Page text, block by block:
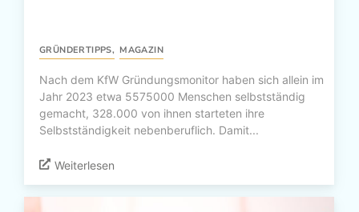
GRÜNDERTIPPS, MAGAZIN
Nach dem KfW Gründungsmonitor haben sich allein im
Jahr 2023 etwa 5575000 Menschen selbstständig
gemacht, 328.000 von ihnen starteten ihre
Selbstständigkeit nebenberuflich. Damit...
Weiterlesen